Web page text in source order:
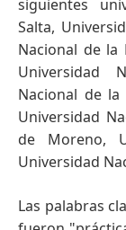
siguientes
Salta,
Nacional de la
Universidad
Nacional de la
Universidad
de Moreno,
Universidad
Las palabras